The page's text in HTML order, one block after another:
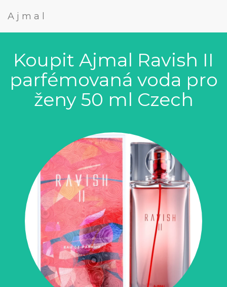
Ajmal
Koupit Ajmal Ravish II
parfémovaná voda pro
ženy 50 ml Czech